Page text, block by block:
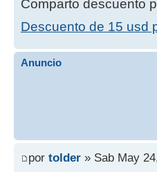
Comparto descuento
Descuento de 15 usd
Anuncio
por tolder » Sab May